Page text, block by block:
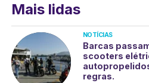
Mais lidas
NOTÍCIAS
Barcas
scooters
regras.